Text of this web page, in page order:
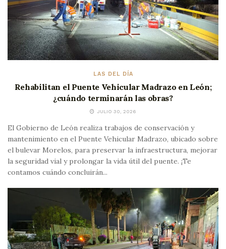
LAS DEL DÍA
Rehabilitan el Puente Vehicular Madrazo en León;
¿cuándo terminarán las obras?
JULIO 30, 2026
El Gobierno de León realiza trabajos de conservación y
mantenimiento en el Puente Vehicular Madrazo, ubicado sobre
el bulevar Morelos, para preservar la infraestructura, mejorar
la seguridad vial y prolongar la vida útil del puente. ¡Te
contamos cuándo concluirán...